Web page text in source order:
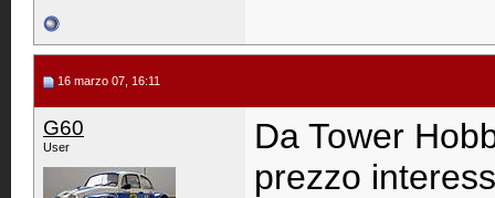
16 marzo 07, 16:11
G60
User
Da Tower
prezzo